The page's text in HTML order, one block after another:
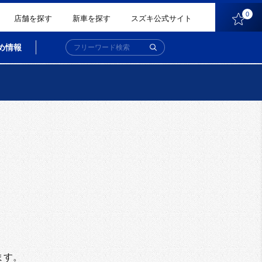
店舗を探す 新車を探す スズキ公式サイト 0
情報
す。